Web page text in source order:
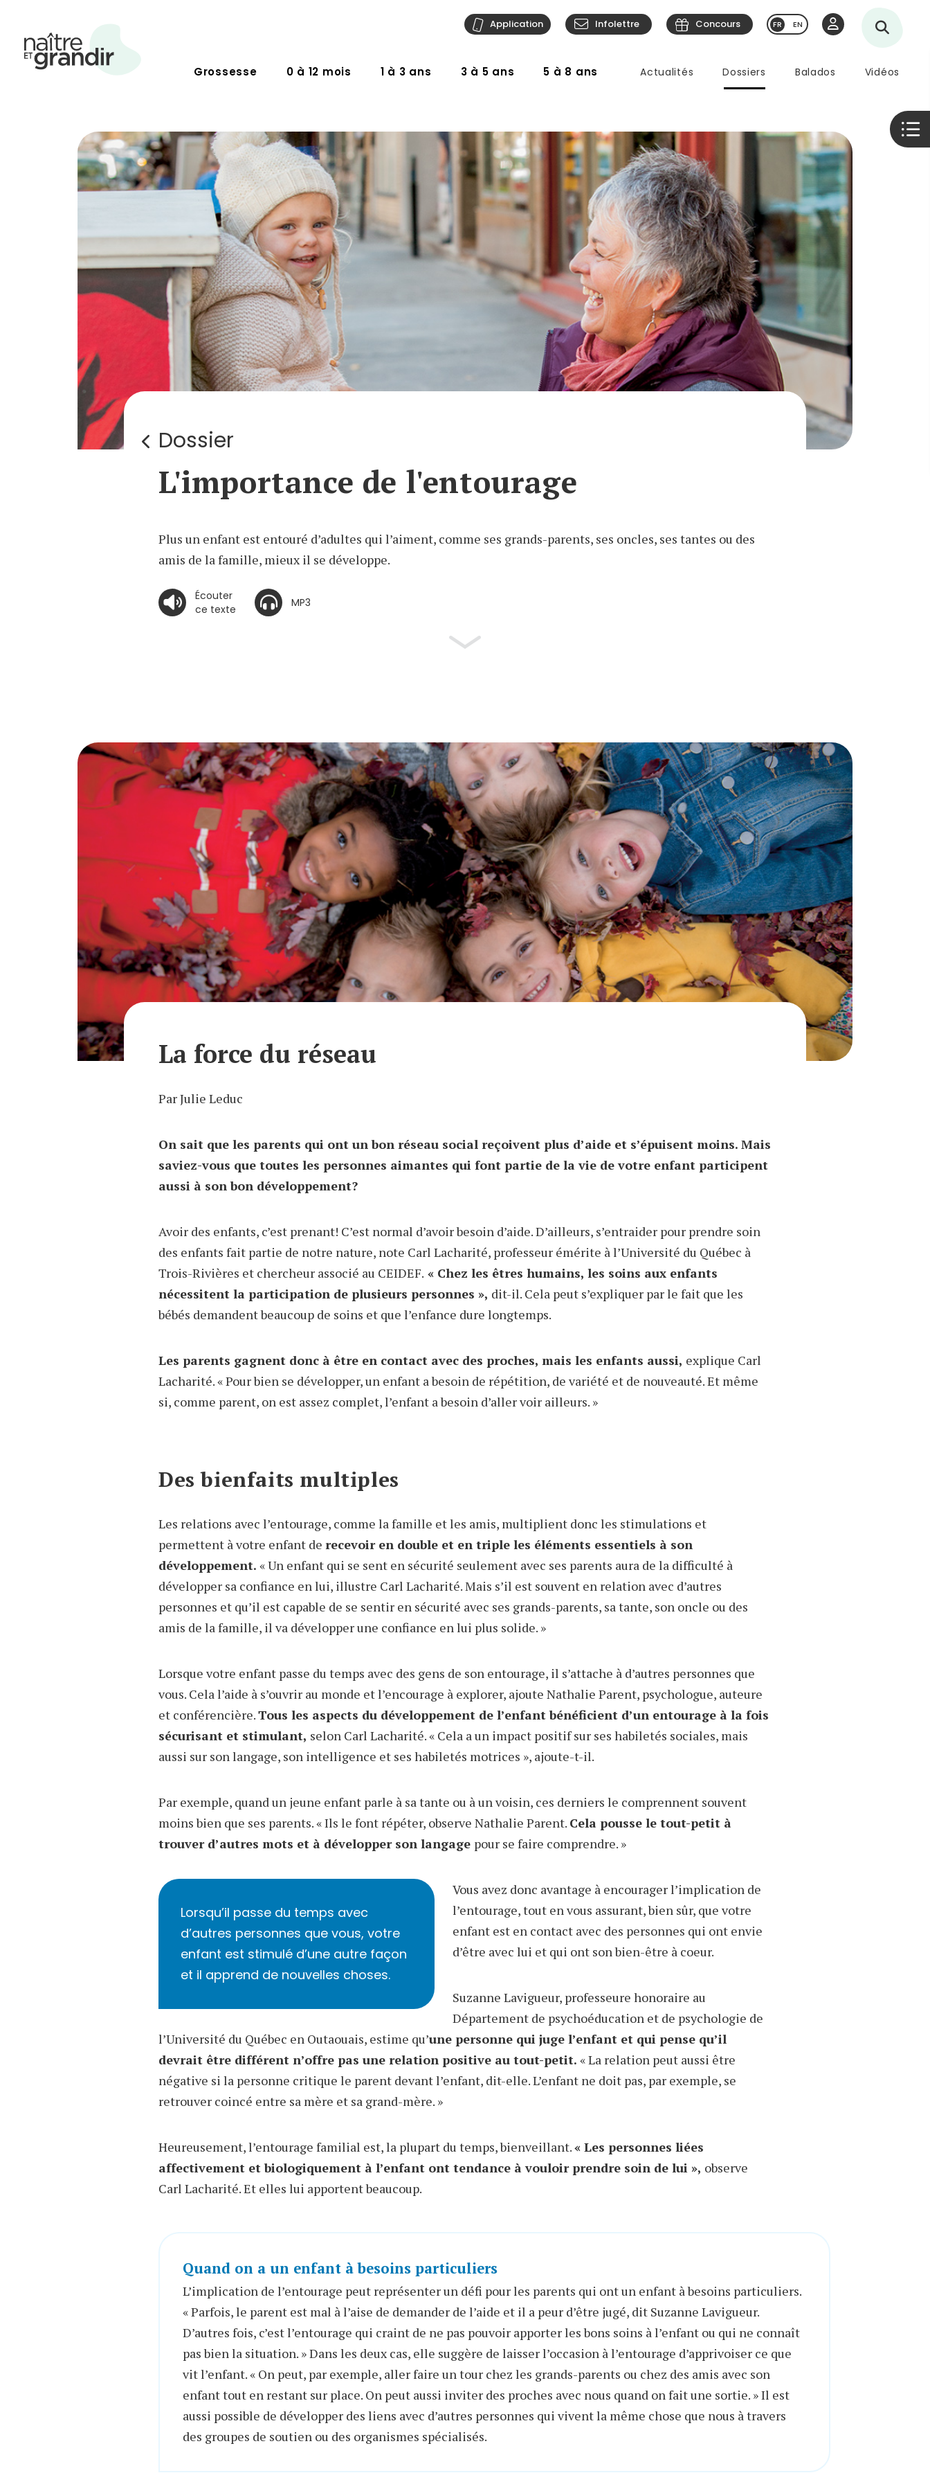
Grossesse 0 à 12 mois 1 à 3 ans 3 à 5 ans 5 à 8 ans Actualités Dossiers Balados Vidéos
Application Infolettre Concours EN
Dossier
L'importance de l'entourage
Plus un enfant est entouré d’adultes qui l’aiment, comme ses grands-parents, ses oncles, ses tantes ou des
amis de la famille, mieux il se développe.
Écouter
ce texte
MP3
La force du réseau
Par Julie Leduc
On sait que les parents qui ont un bon réseau social reçoivent plus d’aide et s’épuisent moins. Mais
saviez-vous que toutes les personnes aimantes qui font partie de la vie de votre enfant participent
aussi à son bon développement?
Avoir des enfants, c’est prenant! C’est normal d’avoir besoin d’aide. D’ailleurs, s’entraider pour prendre soin
des enfants fait partie de notre nature, note Carl Lacharité, professeur émérite à l’Université du Québec à
Trois-Rivières et chercheur associé au CEIDEF. « Chez les êtres humains, les soins aux enfants
nécessitent la participation de plusieurs personnes », dit-il. Cela peut s’expliquer par le fait que les
bébés demandent beaucoup de soins et que l’enfance dure longtemps.
Les parents gagnent donc à être en contact avec des proches, mais les enfants aussi, explique Carl
Lacharité. « Pour bien se développer, un enfant a besoin de répétition, de variété et de nouveauté. Et même
si, comme parent, on est assez complet, l’enfant a besoin d’aller voir ailleurs. »
Des bienfaits multiples
Les relations avec l’entourage, comme la famille et les amis, multiplient donc les stimulations et
permettent à votre enfant de recevoir en double et en triple les éléments essentiels à son
développement. « Un enfant qui se sent en sécurité seulement avec ses parents aura de la difficulté à
développer sa confiance en lui, illustre Carl Lacharité. Mais s’il est souvent en relation avec d’autres
personnes et qu’il est capable de se sentir en sécurité avec ses grands-parents, sa tante, son oncle ou des
amis de la famille, il va développer une confiance en lui plus solide. »
Lorsque votre enfant passe du temps avec des gens de son entourage, il s’attache à d’autres personnes que
vous. Cela l’aide à s’ouvrir au monde et l’encourage à explorer, ajoute Nathalie Parent, psychologue, auteure
et conférencière.Tous les aspects du développement de l’enfant bénéficient d’un entourage à la fois
sécurisant et stimulant, selon Carl Lacharité. « Cela a un impact positif sur ses habiletés sociales, mais
aussi sur son langage, son intelligence et ses habiletés motrices », ajoute-t-il.
Par exemple, quand un jeune enfant parle à sa tante ou à un voisin, ces derniers le comprennent souvent
moins bien que ses parents. « Ils le font répéter, observe Nathalie Parent. Cela pousse le tout-petit à
trouver d’autres mots et à développer son langage pour se faire comprendre. »
Lorsqu’il passe du temps avec
d’autres personnes que vous, votre
enfant est stimulé d’une autre façon
et il apprend de nouvelles choses.
Vous avez donc avantage à encourager l’implication de
l’entourage, tout en vous assurant, bien sûr, que votre
enfant est en contact avec des personnes qui ont envie
d’être avec lui et qui ont son bien-être à coeur.
Suzanne Lavigueur, professeure honoraire au
Département de psychoéducation et de psychologie de
l’Université du Québec en Outaouais, estime qu’une personne qui juge l’enfant et qui pense qu’il
devrait être différent n’offre pas une relation positive au tout-petit. « La relation peut aussi être
négative si la personne critique le parent devant l’enfant, dit-elle. L’enfant ne doit pas, par exemple, se
retrouver coincé entre sa mère et sa grand-mère. »
Heureusement, l’entourage familial est, la plupart du temps, bienveillant.« Les personnes liées
affectivement et biologiquement à l’enfant ont tendance à vouloir prendre soin de lui », observe
Carl Lacharité. Et elles lui apportent beaucoup.
Quand on a un enfant à besoins particuliers
L’implication de l’entourage peut représenter un défi pour les parents qui ont un enfant à besoins particuliers.
« Parfois, le parent est mal à l’aise de demander de l’aide et il a peur d’être jugé, dit Suzanne Lavigueur.
D’autres fois, c’est l’entourage qui craint de ne pas pouvoir apporter les bons soins à l’enfant ou qui ne connaît
pas bien la situation. » Dans les deux cas, elle suggère de laisser l’occasion à l’entourage d’apprivoiser ce que
vit l’enfant. « On peut, par exemple, aller faire un tour chez les grands-parents ou chez des amis avec son
enfant tout en restant sur place. On peut aussi inviter des proches avec nous quand on fait une sortie. » Il est
aussi possible de développer des liens avec d’autres personnes qui vivent la même chose que nous à travers
des groupes de soutien ou des organismes spécialisés.